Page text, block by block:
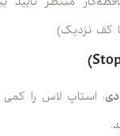
منتظر تایید
نزدیک)
: استاپ لاس را کمی